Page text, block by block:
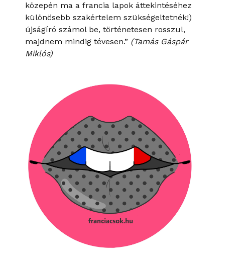
közepén ma a francia lapok áttekintéséhez
különösebb szakértelem szükségeltetnék!)
újságíró számol be, történetesen rosszul,
majdnem mindig tévesen.” (Tamás Gáspár
Miklós)